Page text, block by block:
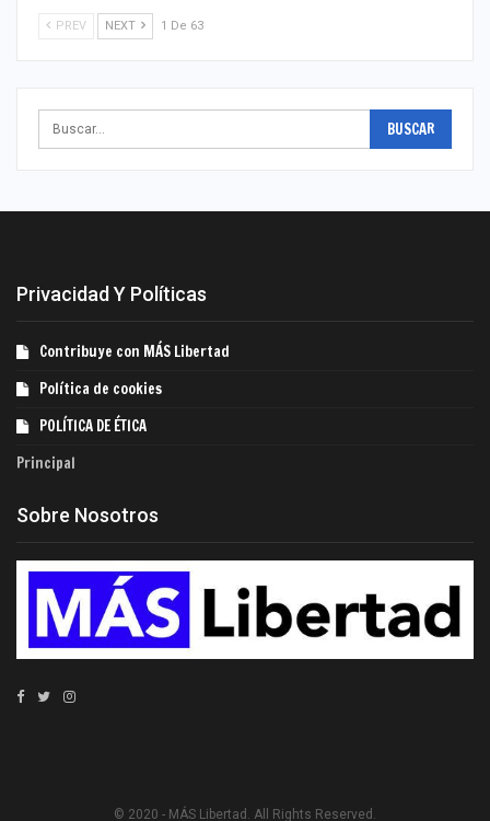
PREV NEXT 1 De 63
Privacidad Y Políticas
Contribuye con MÁS Libertad
Política de cookies
POLÍTICA DE ÉTICA
Principal
Sobre Nosotros
© 2020 - MÁS Libertad. All Rights Reserved.